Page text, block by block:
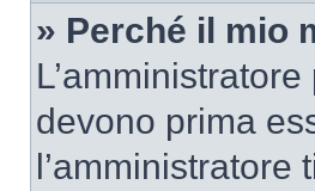
» Perché il mio
devono prima